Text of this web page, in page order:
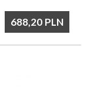
688,20 PLN